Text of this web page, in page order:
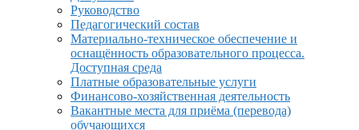
Руководство
Педагогический состав
Материально-техническое обеспечение и
оснащённость образовательного процесса.
Доступная среда
Платные образовательные услуги
Финансово-хозяйственная деятельность
Вакантные места для приёма (перевода)
обучающихся